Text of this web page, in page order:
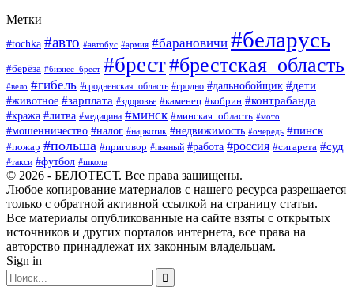
Метки
#tochka #авто #автобус #армия #барановичи #беларусь
#берёза #бизнес_брест #брест#брестская_область
#вело #гибель #гродненская_область #гродно #дальнобойщик #дети
#животное #зарплата #здоровье #каменец #кобрин #контрабанда
#кража #литва #медицина #минск #минская_область #мото
#мошенничество #налог #наркотик #недвижимость #очередь #пинск
#пожар #польша #приговор #пьяный #работа #россия #сигарета #суд
#такси #футбол #школа
© 2026 - БЕЛОТЕСТ. Все права защищены.
Любое копирование материалов с нашего ресурса разрешается
только с обратной активной ссылкой на страницу статьи.
Все материалы опубликованные на сайте взяты с открытых
источников и других порталов интернета, все права на
авторство принадлежат их законным владельцам.
Sign in